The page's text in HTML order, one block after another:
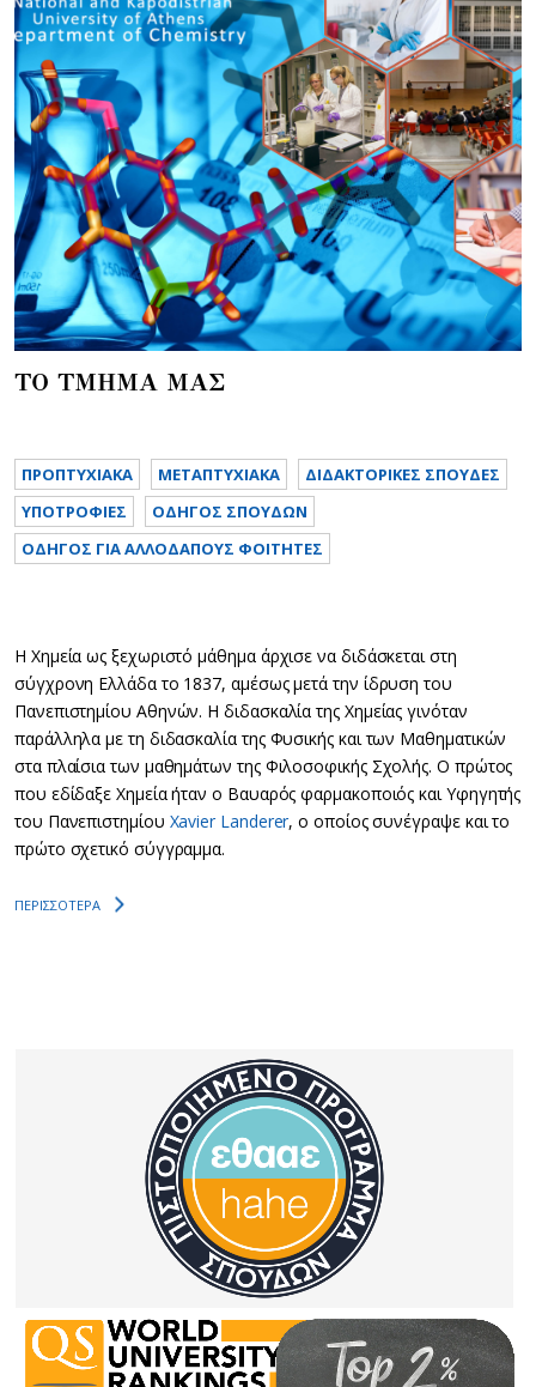
ΤΟ ΤΜΗΜΑ ΜΑΣ
ΠΡΟΠΤΥΧΙΑΚΑ METAΠΤΥΧΙΑΚΑ
ΔΙΔΑΚΤΟΡΙΚΕΣ ΣΠΟΥΔΕΣ
ΥΠΟΤΡΟΦΙΕΣ
ΟΔΗΓΟΣ ΣΠΟΥΔΩΝ
ΟΔΗΓΟΣ ΓΙΑ ΑΛΛΟΔΑΠΟΥΣ ΦΟΙΤΗΤΕΣ
Η Χημεία ως ξεχωριστό μάθημα άρχισε να διδάσκεται στη
σύγχρoνη Ελλάδα το 1837, αμέσως μετά την ίδρυση του
Πανεπιστημίου Αθηνών. Η διδασκαλία της Χημείας γινόταν
παράλληλα με τη διδασκαλία της Φυσικής και των Μαθηματικών
στα πλαίσια των μαθημάτων της Φιλοσοφικής Σχολής. Ο πρώτος
που εδίδαξε Χημεία ήταν ο Βαυαρός φαρμακοποιός και Υφηγητής
του Πανεπιστημίου Xavier Landerer, ο οποίος συνέγραψε και το
πρώτο σχετικό σύγγραμμα.
ΠΕΡΙΣΣΟΤΕΡΑ